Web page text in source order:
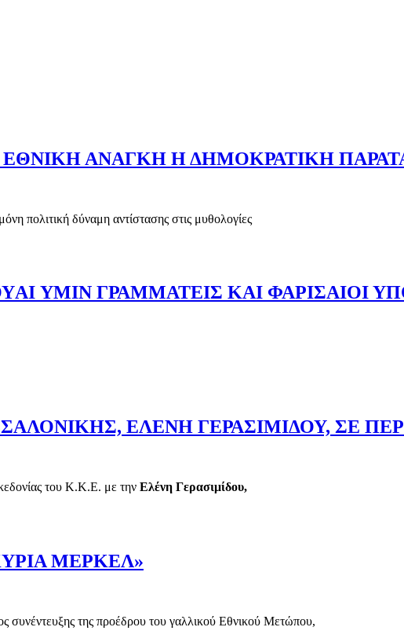
ΑΝΑΓΚΗ Η ΔΗΜΟΚΡΑΤΙΚΗ
πολιτική δύναμη αντίστασης στις μυθολογίες
ΥΜΙΝ ΓΡΑΜΜΑΤΕΙΣ ΚΑΙ ΦΑΡΙΣΑΙΟΙ
ΕΛΕΝΗ ΓΕΡΑΣΙΜΙΔΟΥ, ΣΕ
του Κ.Κ.Ε. με την Ελένη Γερασιμίδου,
ΜΕΡΚΕΛ»
συνέντευξης της προέδρου του γαλλικού Εθνικού Μετώπου,